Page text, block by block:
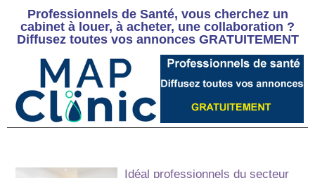
Professionnels de Santé, vous cherchez un
cabinet à louer, à acheter, une collaboration ?
Diffusez toutes vos annonces GRATUITEMENT
Idéal professionnels du secteur